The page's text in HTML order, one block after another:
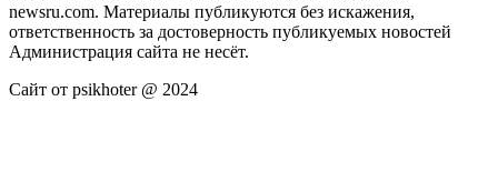
newsru.com. Материалы публикуются без искажения,
ответственность за достоверность публикуемых новостей
Администрация сайта не несёт.
Сайт от psikhoter @ 2024